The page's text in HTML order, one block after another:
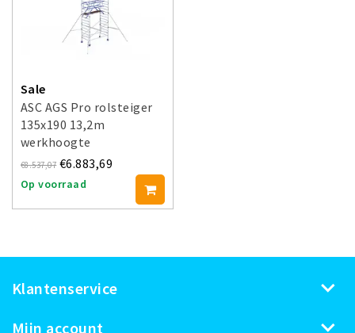
Sale
ASC AGS Pro rolsteiger
135x190 13,2m
werkhoogte
voorloopleuning dubbel
€8.537,07 €6.883,69
Op voorraad
Klantenservice
Mijn account